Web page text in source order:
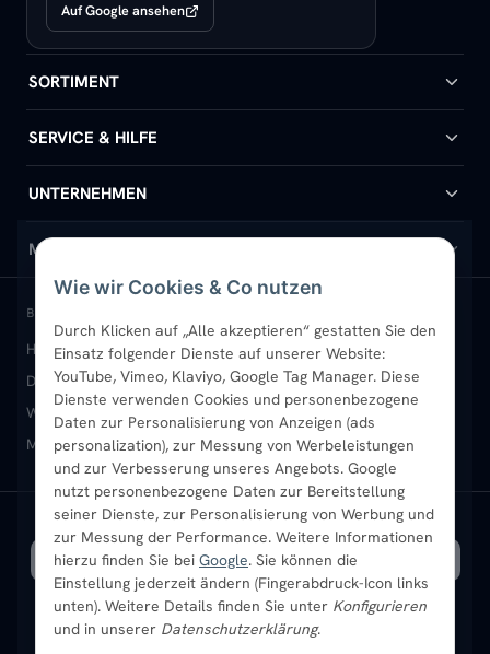
Wie wir Cookies & Co nutzen
Durch Klicken auf „Alle akzeptieren“ gestatten Sie den
Einsatz folgender Dienste auf unserer Website:
YouTube, Vimeo, Klaviyo, Google Tag Manager. Diese
Dienste verwenden Cookies und personenbezogene
Daten zur Personalisierung von Anzeigen (ads
personalization), zur Messung von Werbeleistungen
und zur Verbesserung unseres Angebots. Google
nutzt personenbezogene Daten zur Bereitstellung
seiner Dienste, zur Personalisierung von Werbung und
zur Messung der Performance. Weitere Informationen
hierzu finden Sie bei Google. Sie können die
Einstellung jederzeit ändern (Fingerabdruck-Icon links
unten). Weitere Details finden Sie unter Konfigurieren
und in unserer Datenschutzerklärung.
Auf Google ansehen
SORTIMENT
Badheizkörper
Handtuchheizkörper
Design-Heizkörper
Paneelheizkörper
Vertikal-Heizkörper
Heizkörper-Zubehör
SERVICE & HILFE
Hilfe & Kontakt
Versand & Lieferung
Rückgabe & Widerruf
Garantie & Gewährleistung
Montageservice vor Ort
Sendung verfolgen
UNTERNEHMEN
Wir über uns
Standort & Abholung Jüchen
B2B-Kunden
Karriere
Ratgeber
Bestpreisgarantie
MEIN KONTO
Anmelden / Mein Konto
Merkliste
Newsletter
Aktuelle Angebote
BELIEBTE KATEGORIEN
Heizkörper kaufenBadheizkörperHandtuchheizkörper
Design-HeizkörperPaneelheizkörperVertikal-Heizkörper
Wandheizkörper Wohnraum-Heizkörper Badheizkörper Schwarz
Mischbetrieb-HeizkörperHeizkörper-ZubehörAktuelle Angebote
SICHERE ZAHLUNG VERSAND MIT